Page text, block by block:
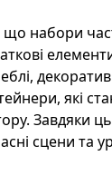
що набори
які
Завдяки
сцени та